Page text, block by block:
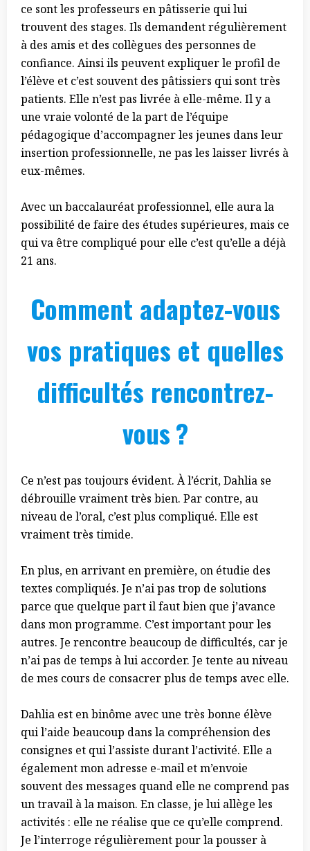
ce sont les professeurs en pâtisserie qui lui
trouvent des stages. Ils demandent régulièrement
à des amis et des collègues des personnes de
confiance. Ainsi ils peuvent expliquer le profil de
l’élève et c’est souvent des pâtissiers qui sont très
patients. Elle n’est pas livrée à elle-même. Il y a
une vraie volonté de la part de l’équipe
pédagogique d’accompagner les jeunes dans leur
insertion professionnelle, ne pas les laisser livrés à
eux-mêmes.
Avec un baccalauréat professionnel, elle aura la
possibilité de faire des études supérieures, mais ce
qui va être compliqué pour elle c’est qu’elle a déjà
21 ans.
Comment adaptez-vous
vos pratiques et quelles
difficultés rencontrez-
vous ?
Ce n’est pas toujours évident. À l’écrit, Dahlia se
débrouille vraiment très bien. Par contre, au
niveau de l’oral, c’est plus compliqué. Elle est
vraiment très timide.
En plus, en arrivant en première, on étudie des
textes compliqués. Je n’ai pas trop de solutions
parce que quelque part il faut bien que j’avance
dans mon programme. C’est important pour les
autres. Je rencontre beaucoup de difficultés, car je
n’ai pas de temps à lui accorder. Je tente au niveau
de mes cours de consacrer plus de temps avec elle.
Dahlia est en binôme avec une très bonne élève
qui l’aide beaucoup dans la compréhension des
consignes et qui l’assiste durant l’activité. Elle a
également mon adresse e-mail et m’envoie
souvent des messages quand elle ne comprend pas
un travail à la maison. En classe, je lui allège les
activités : elle ne réalise que ce qu’elle comprend.
Je l’interroge régulièrement pour la pousser à